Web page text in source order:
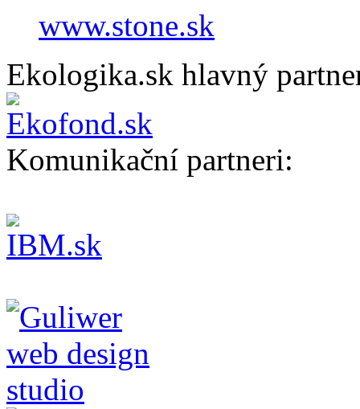
www.stone.sk
Ekologika.sk hlavný
Komunikační partneri: